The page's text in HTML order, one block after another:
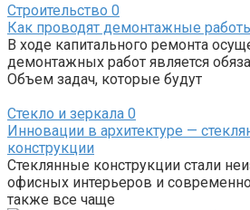
Строительство 0
Как проводят демонтажные
В ходе капитального ремонта
демонтажных работ является
Объем задач, которые будут
Стекло и зеркала 0
Инновации в архитектуре —
конструкции
Стеклянные конструкции стали
офисных интерьеров и
также все чаще